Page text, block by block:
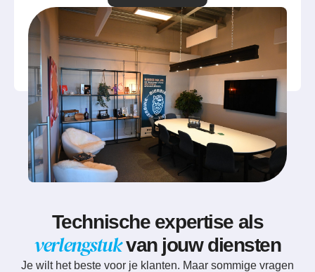
Technische expertise als
verlengstukvan jouw diensten
Je wilt het beste voor je klanten. Maar sommige vragen